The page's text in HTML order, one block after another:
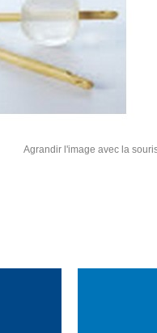
Agrandir l'image avec la